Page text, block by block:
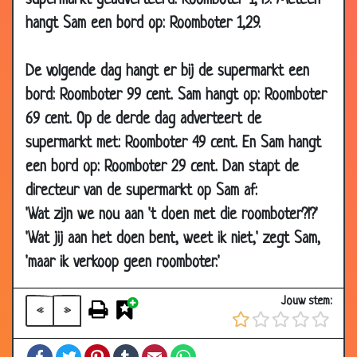
hangt Sam een bord op: Roomboter 1,29.
De volgende dag hangt er bij de supermarkt een
bord: Roomboter 99 cent. Sam hangt op: Roomboter
69 cent. Op de derde dag adverteert de
supermarkt met: Roomboter 49 cent. En Sam hangt
een bord op: Roomboter 29 cent. Dan stapt de
directeur van de supermarkt op Sam af:
'Wat zijn we nou aan 't doen met die roomboter?!?'
'Wat jij aan het doen bent, weet ik niet,' zegt Sam,
'maar ik verkoop geen roomboter.'
« »
Jouw stem:
FacebookTwitterPinterestTumblrEmail
12 May
2000
Zakenreis naar Frankrijk
2000
12 May
2000
Uitwerpselen! 3.33
12 May
2000
Fricadel met graag 2.96
12 May
2000
Kijk uit een d-d-d-r-r-rol!!
12 May
2000
G-g-geintje 3.00
12 May
2000
Jaar 2000 probleem 3.78
12 May
2000
Brandstichting 2.66